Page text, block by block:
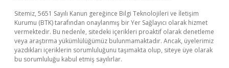
Sitemiz, 5651 Sayılı Kanun gereğince Bilgi Teknolojileri ve İletişim
Kurumu (BTK) tarafından onaylanmış bir Yer Sağlayıcı olarak hizmet
vermektedir. Bu nedenle, sitedeki içerikleri proaktif olarak denetleme
veya araştırma yükümlülüğümüz bulunmamaktadır. Ancak, üyelerimiz
yazdıkları içeriklerin sorumluluğunu taşımakta olup, siteye üye olarak
bu sorumluluğu kabul etmiş sayılırlar.